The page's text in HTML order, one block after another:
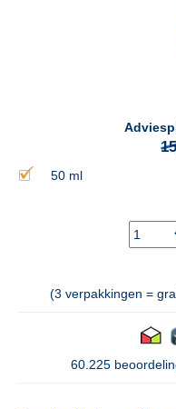
50 ml
(3 verpakkingen =
60.225